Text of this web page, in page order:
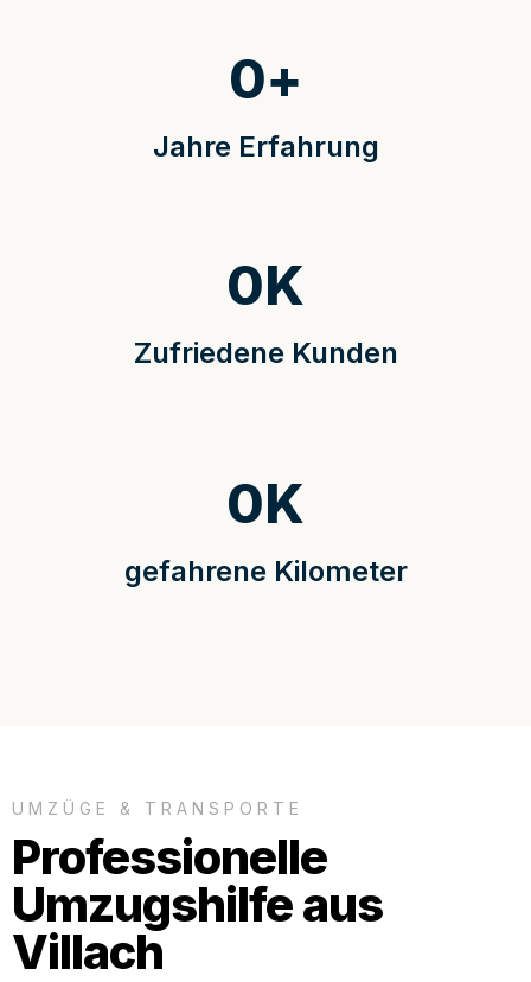
Jahre Erfahrung
0+
Zufriedene Kunden
0K
gefahrene Kilometer
0K
UMZÜGE & TRANSPORTE
Professionelle
Umzugshilfe aus
Villach